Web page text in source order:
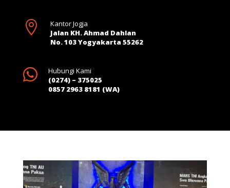

Kantor Jogja
Jalan KH. Ahmad Dahlan
No. 103 Yogyakarta 55262

Hubungi Kami
(0274) – 375025
0857 2963 8181 (WA)